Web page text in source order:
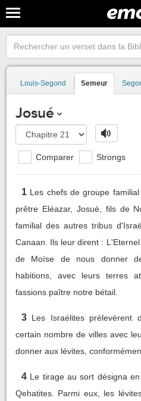
Louis-Segond Semeur
Josué
Comparer Strongs
1 Les chefs de groupe
prêtre Eléazar, Josué, fils de
familial des autres tribus
Canaan. Ils leur dirent :
de Moïse de nous donner
habitions, avec leurs terres
fassions paître notre bétail.
3 Les Israélites prélevèrent
certain nombre de villes avec
donner aux lévites,
4 Le tirage au sort désigna
Qehatites. Parmi eux, les